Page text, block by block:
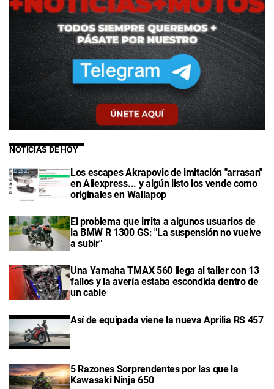
NOTICIAS DE HOY
Los escapes Akrapovic de imitación "arrasan"
en Aliexpress... y algún listo los vende como
originales en Wallapop
El problema que irrita a algunos usuarios de
la BMW R 1300 GS: "La suspensión no vuelve
a subir"
Una Yamaha TMAX 560 llega al taller con 13
fallos y la avería estaba escondida dentro de
un cable
Así de equipada viene la nueva Aprilia RS 457
5 Razones Sorprendentes por las que la
Kawasaki Ninja 650